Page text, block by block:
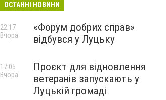
ОСТАННІ НОВИНИ
«Форум добрих справ»
відбувся у Луцьку
22:17
Вчора
Проєкт для відновлення
ветеранів запускають у
Луцькій громаді
17:05
Вчора